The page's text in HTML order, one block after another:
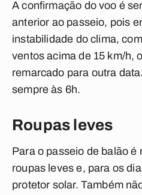
A confirmação do voo é
anterior ao passeio, pois
instabilidade do clima,
ventos acima de 15 km/h,
remarcado para outra
sempre às 6h.
Roupas leves
Para o passeio de balão é
roupas leves e, para os
protetor solar. Também